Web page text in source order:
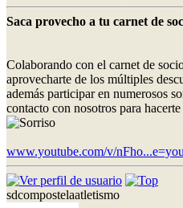
Saca provecho a tu carnet de
Colaborando con el carnet de
aprovecharte de los múltiples
además participar en numerosos
contacto con nosotros para
www.youtube.com/v/
sdcompostelaatletismo